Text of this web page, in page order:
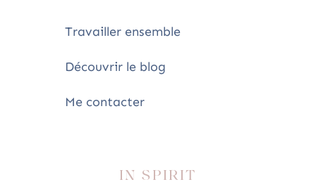
Travailler ensemble
Découvrir le blog
Me contacter
IN SPIRIT